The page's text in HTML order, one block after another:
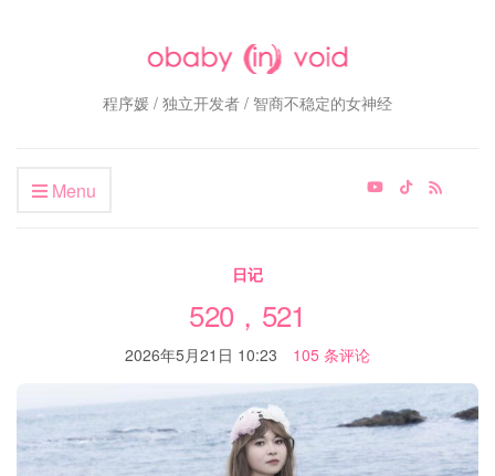
程序媛 / 独立开发者 / 智商不稳定的女神经
Menu
日记
520，521
2026年5月21日 10:23 105 条评论